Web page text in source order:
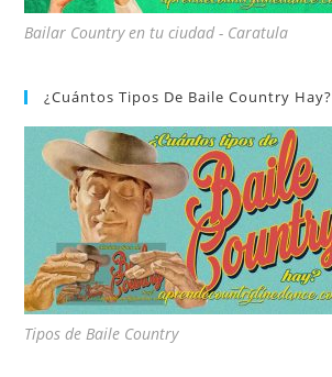
Bailar Country en tu ciudad - Caratula
¿Cuántos Tipos De Baile Country Hay?
Tipos de Baile Country